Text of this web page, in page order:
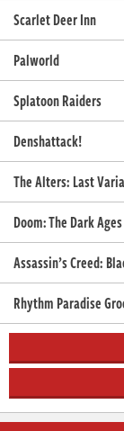
Scarlet Deer Inn
Palworld
Splatoon Raiders
Denshattack!
The Alters: Last
Doom: The Dark
Assassin’s Creed:
Rhythm Paradise